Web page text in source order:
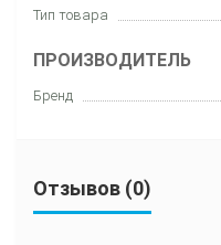
Тип товара
ПРОИЗВОДИТЕЛЬ
Бренд
Отзывов (0)